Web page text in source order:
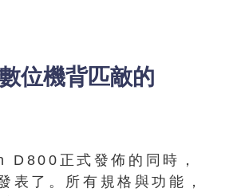
位機背匹敵的
D800正式發佈的同時，
表了。所有規格與功能，